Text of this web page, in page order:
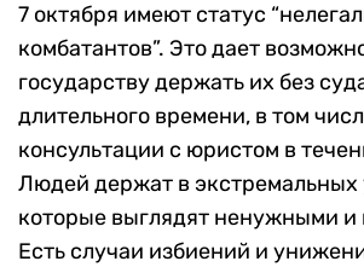
7 октября имеют статус
комбатантов”. Это дает
государству держать их без
длительного времени, в том
консультации с юристом в
Людей держат в экстремальных
которые выглядят ненужными и
Есть случаи избиений и